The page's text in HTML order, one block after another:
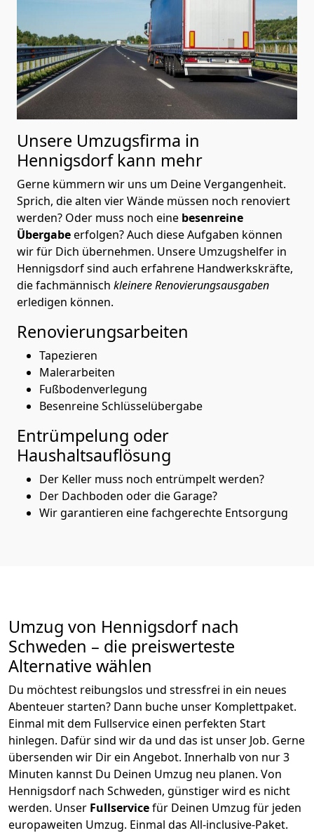
Unsere Umzugsfirma in
Hennigsdorf kann mehr
Gerne kümmern wir uns um Deine Vergangenheit.
Sprich, die alten vier Wände müssen noch renoviert
werden? Oder muss noch eine besenreine
Übergabeerfolgen? Auch diese Aufgaben können
wir für Dich übernehmen. Unsere Umzugshelfer in
Hennigsdorf sind auch erfahrene Handwerkskräfte,
die fachmännisch kleinere Renovierungsausgaben
erledigen können.
Renovierungsarbeiten
Tapezieren
Malerarbeiten
Fußbodenverlegung
Besenreine Schlüsselübergabe
Entrümpelung oder
Haushaltsauflösung
Der Keller muss noch entrümpelt werden?
Der Dachboden oder die Garage?
Wir garantieren eine fachgerechte Entsorgung
Umzug von Hennigsdorfnach
Schweden – die preiswerteste
Alternative wählen
Du möchtest reibungslos und stressfrei in ein neues
Abenteuer starten? Dann buche unser Komplettpaket.
Einmal mit dem Fullservice einen perfekten Start
hinlegen. Dafür sind wir da und das ist unser Job. Gerne
übersenden wir Dir ein Angebot. Innerhalb von nur3
Minuten kannst Du Deinen Umzug neu planen. Von
Hennigsdorf nach Schweden, günstiger wird es nicht
werden. Unser Fullservicefür Deinen Umzug für jeden
europaweiten Umzug. Einmal das All-inclusive-Paket.